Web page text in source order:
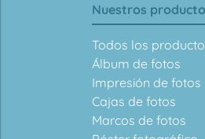
Nuestros
Todos los
Álbum de fotos
Impresión de fotos
Cajas de fotos
Marcos de fotos